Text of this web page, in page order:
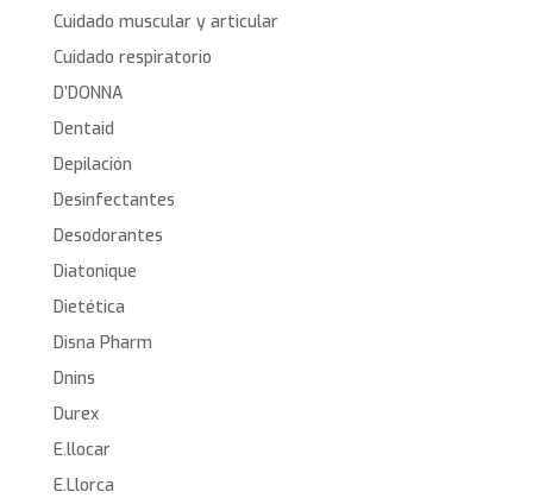
Cuidado muscular y articular
Cuidado respiratorio
D’DONNA
Dentaid
Depilación
Desinfectantes
Desodorantes
Diatonique
Dietética
Disna Pharm
Dnins
Durex
E.llocar
E.Llorca